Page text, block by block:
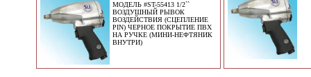
МОДЕЛЬ #ST-55413 1/2``
ВОЗДУШНЫЙ РЫВОК
ВОЗДЕЙСТВИЯ (СЦЕПЛЕНИЕ
PIN) ЧЕРНОЕ ПОКРЫТИЕ ПВХ
НА РУЧКЕ (МИНИ-НЕФТЯНИК
ВНУТРИ)